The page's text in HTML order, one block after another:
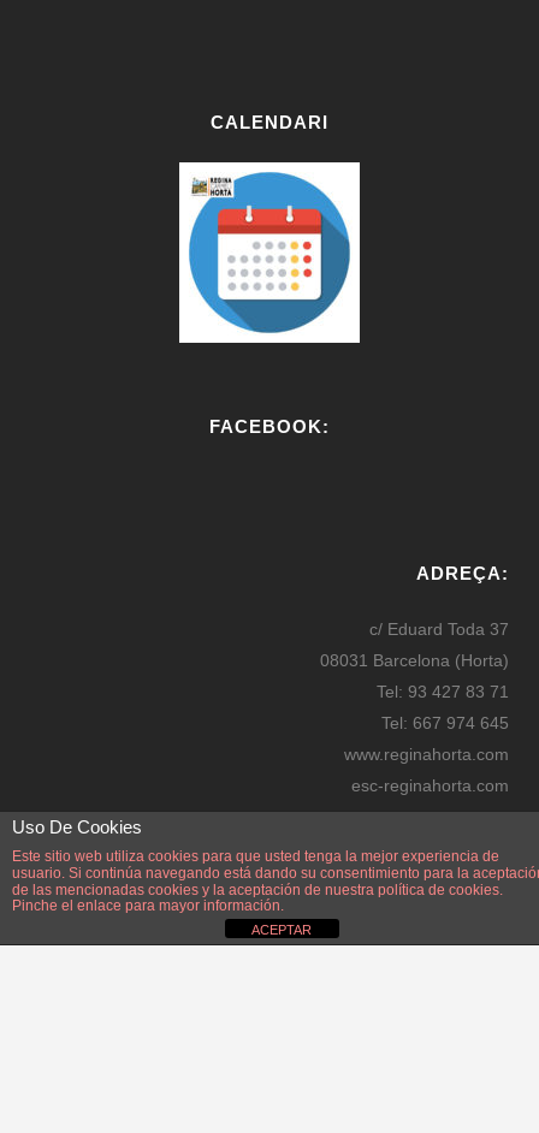
CALENDARI
FACEBOOK:
ADREÇA:
c/ Eduard Toda 37
08031 Barcelona (Horta)
Tel: 93 427 83 71
Tel: 667 974 645
www.reginahorta.com
esc-reginahorta.com
secretaria@reginahorta.com
Mapa
Uso De Cookies
Este sitio web utiliza cookies para que usted tenga la mejor experiencia de
usuario. Si continúa navegando está dando su consentimiento para la
de las mencionadas cookies y la aceptación de nuestra política de cookies.
Pinche el enlace para mayor información.
ACEPTAR